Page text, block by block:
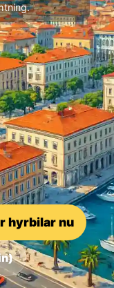
hyrbilar nu